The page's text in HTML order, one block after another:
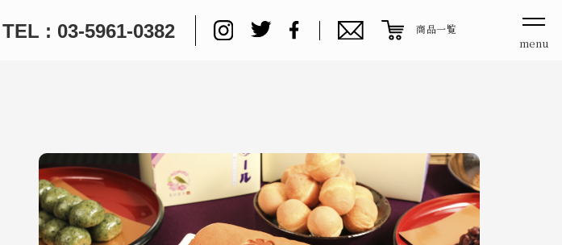
TEL : 03-5961-0382 商品一覧
menu